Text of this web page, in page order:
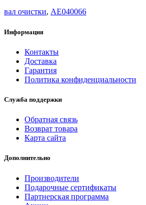
вал очистки, AE040066
Информация
Контакты
Доставка
Гарантия
Политика конфиденциальности
Служба поддержки
Обратная связь
Возврат товара
Карта сайта
Дополнительно
Производители
Подарочные сертификаты
Партнерская программа